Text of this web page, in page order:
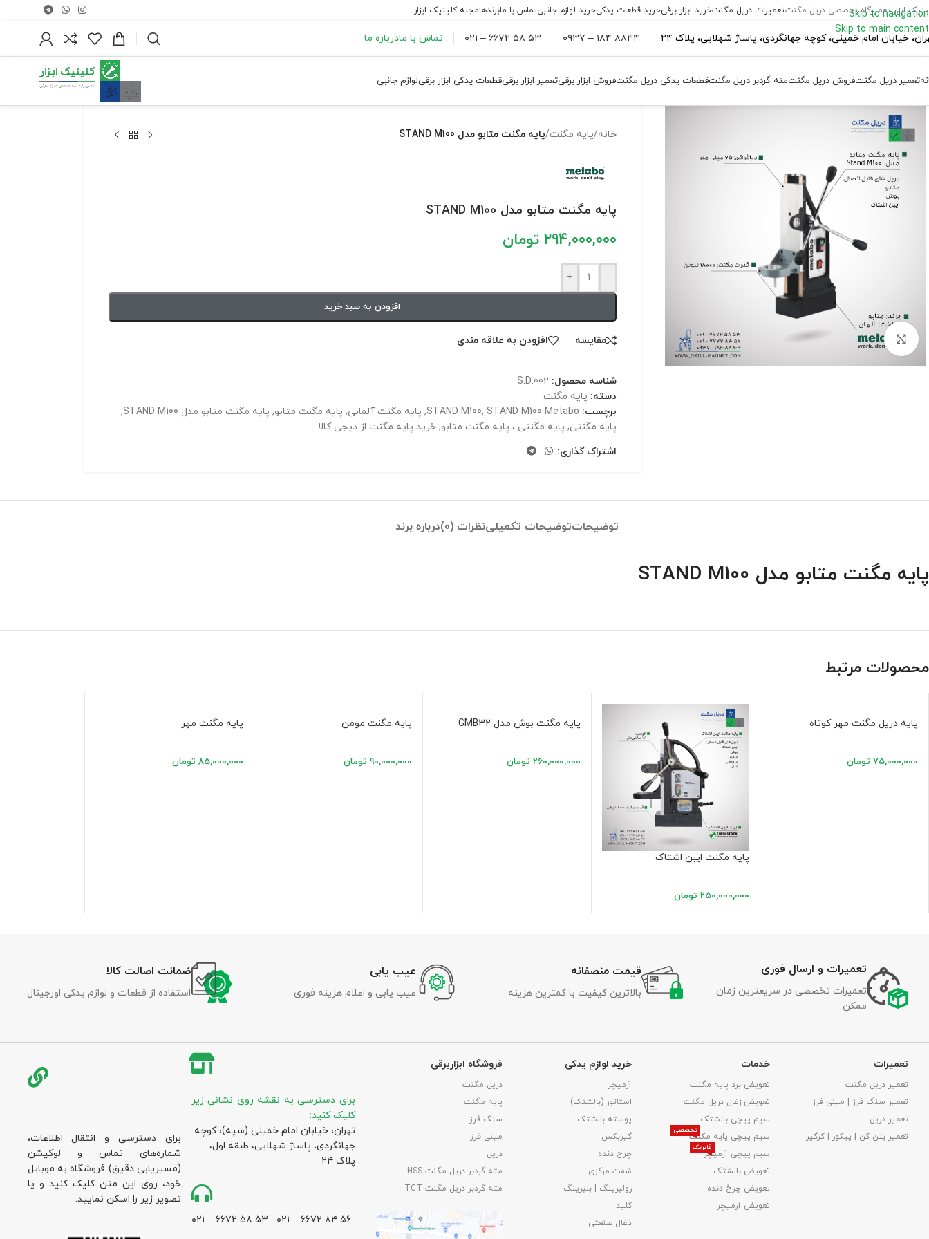
Skip to navigation
Skip to main content
ابزار تعمیرگاه تخصصی دریل مگنتتعمیرات دریل مگنتخرید ابزار برقیخرید قطعات یدکیخرید لوازم جانبیتماس با مابرندهامجله کلینیک ابزار
خیابان امام خمینی، کوچه جهانگردی، پاساژ شهلایی، پلاک ۲۴ ۸۸۴۴ ۱۸۴ – ۰۹۳۷ ۵۳ ۵۸ ۶۶۷۲ – ۰۲۱ تماس با مادرباره ما
تعمیر دریل مگنتفروش دریل مگنتمته گردبر دریل مگنتقطعات یدکی دریل مگنتفروش ابزار برقیتعمیر ابزار برقیقطعات یدکی ابزار برقیلوازم جانبی
برای بزرگنمایی کلیک کنید
خانه/پایه مگنت/پایه مگنت متابو مدل STAND M100
پایه مگنت متابو مدل STAND M100
294,000,000 تومان
-
+
افزودن به سبد خرید
مقايسه افزودن به علاقه مندی
شناسه محصول: S.D.002
دسته: پایه مگنت
برچسب:
STAND M100, STAND M100 Metabo
, پایه مگنت آلمانی, پایه مگنت متابو, پایه مگنت متابو مدل STAND M100
,
پایه مگنتی, پایه مگنتی ، پایه مگنت متابو, خرید پایه مگنت از دیجی کالا
اشتراک گذاری:
توضیحاتتوضیحات تکمیلینظرات (0) درباره برند
پایه مگنت متابو مدل STAND M100
محصولات مرتبط
پایه دریل مگنت مهر کوتاه
75,000,000 تومان
پایه مگنت ایبن اشتاک
250,000,000 تومان
پایه مگنت بوش مدل GMB32
260,000,000 تومان
پایه مگنت مومن
90,000,000 تومان
پایه مگنت مهر
85,000,000 تومان
تعمیرات و ارسال فوری
تعمیرات تخصصی در سریعترین زمان
ممکن
قیمت منصفانه
بالاترین کیفیت با کمترین هزینه
عیب یابی
عیب یابی و اعلام هزینه فوری
ضمانت اصالت کالا
استفاده از قطعات و لوازم یدکی اورجینال
تعمیرات
تعمیر دریل مگنت
تعمیر سنگ فرز | مینی فرز
تعمیر دریل
تعمیر بتن کن | پیکور | کرگیر
خدمات
تعویض برد پایه مگنت
تعویض زغال دریل مگنت
سیم پیچی بالشتک
سیم پیچی پایه مگنت
تخصصی
سیم پیچی آرمیچر
فابریک
تعویض بالشتک​
تعویض چرخ دنده
تعویض آرمیچر
خرید لوازم یدکی
آرمیچر
استاتور (بالشتک)
پوسته بالشتک
گیربکس
چرخ دنده
شفت مرکزی
رولبرینگ | بلبرینگ
کلید
ذغال صنعتی
فروشگاه ابزاربرقی
دریل مگنت
پایه مگنت
سنگ فرز
مینی فرز
دریل
مته گردبر دریل مگنت HSS
مته گردبر دریل مگنت TCT
برای دسترسی به نقشه روی نشانی زیر
کلیک کنید:
تهران، خیابان امام خمینی (سپه)، کوچه
جهانگردی،‌ پاساژ شهلایی، طبقه اول،
پلاک ۲۴
۵۶ ۸۴ ۶۶۷۲ – ۰۲۱ ۵۳ ۵۸ ۶۶۷۲ – ۰۲۱
برای دسترسی و انتقال اطلاعات،
شماره‌های تماس و لوکیشن
(مسیریابی دقیق) فروشگاه به موبایل
خود، روی این متن کلیک کنید و یا
تصویر زیر را اسکن نمایید.